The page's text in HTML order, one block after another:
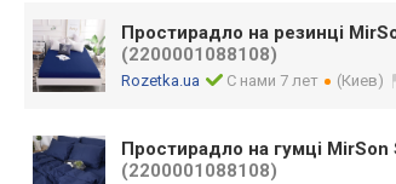
Простирадло на резинці
(2200001088108)
Rozetka.ua С нами 7 лет (Киев)
Простирадло на гумці
(2200001088108)